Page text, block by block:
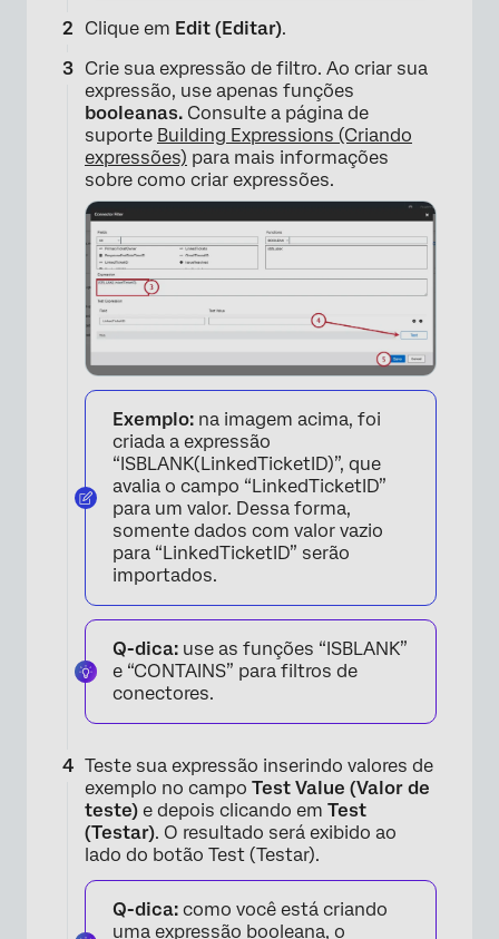
Clique em Edit (Editar).
Crie sua expressão de filtro. Ao criar sua
expressão, use apenas funções
booleanas. Consulte a página de
suporte Building Expressions (Criando
expressões) para mais informações
sobre como criar expressões.
×
Exemplo: na imagem acima, foi
criada a expressão
“ISBLANK(LinkedTicketID)”, que
avalia o campo “LinkedTicketID”
para um valor. Dessa forma,
somente dados com valor vazio
para “LinkedTicketID” serão
importados.
Q-dica: use as funções “ISBLANK”
e “CONTAINS” para filtros de
conectores.
Teste sua expressão inserindo valores de
exemplo no campo Test Value (Valor de
teste) e depois clicando em Test
(Testar). O resultado será exibido ao
lado do botão Test (Testar).
Q-dica: como você está criando
uma expressão booleana, o